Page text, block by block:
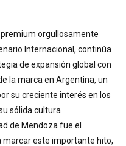
orgullosamente
Internacional, continúa
de expansión global con
la marca en Argentina, un
su creciente interés en los
sólida cultura
de Mendoza fue el
marcar este importante hito,